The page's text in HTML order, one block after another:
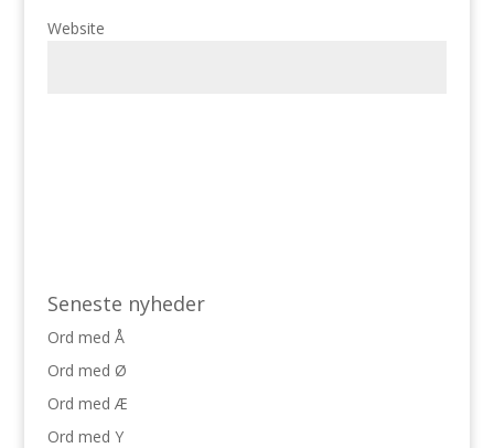
Website
Seneste nyheder
Ord med Å
Ord med Ø
Ord med Æ
Ord med Y